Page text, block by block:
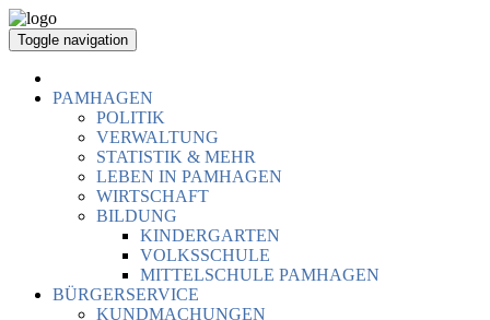
Toggle navigation
PAMHAGEN
POLITIK
VERWALTUNG
STATISTIK & MEHR
LEBEN IN PAMHAGEN
WIRTSCHAFT
BILDUNG
KINDERGARTEN
VOLKSSCHULE
MITTELSCHULE PAMHAGEN
BÜRGERSERVICE
KUNDMACHUNGEN